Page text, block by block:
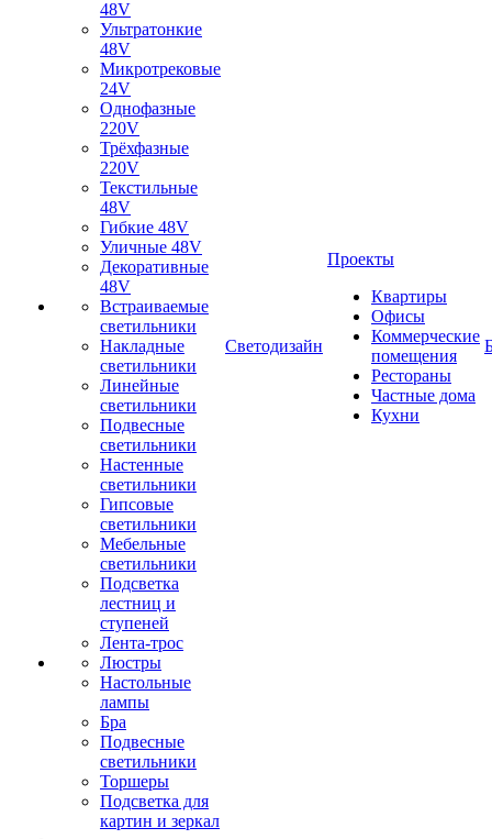
48V
Ультратонкие
48V
Микротрековые
24V
Однофазные
220V
Трёхфазные
220V
Текстильные
48V
Гибкие 48V
Уличные 48V
Декоративные
48V
Встраиваемые
светильники
Накладные
светильники
Линейные
светильники
Подвесные
светильники
Настенные
светильники
Гипсовые
светильники
Мебельные
светильники
Подсветка
лестниц и
ступеней
Лента-трос
Люстры
Настольные
лампы
Бра
Подвесные
светильники
Торшеры
Подсветка для
картин и зеркал
Светодизайн
Проекты
Квартиры
Офисы
Коммерческие
помещения
Рестораны
Частные дома
Кухни